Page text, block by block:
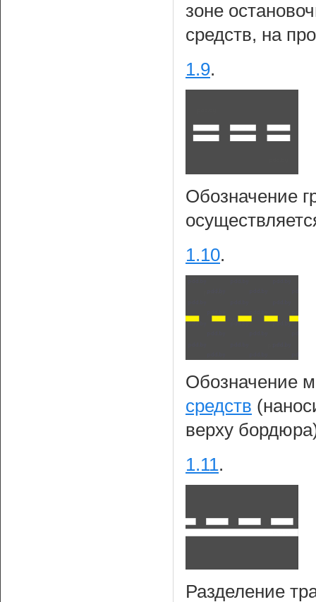
зоне
средств, на
1.9.
Обозначение
1.10.
Обозначение
средств
верху
1.11.
Разделение